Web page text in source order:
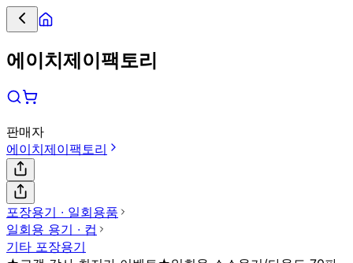
에이치제이팩토리
판매자
에이치제이팩토리
포장용기 ∙ 일회용품
일회용 용기 ∙ 컵
기타 포장용기